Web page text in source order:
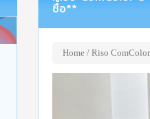
ซื้อ**
Home/ Riso